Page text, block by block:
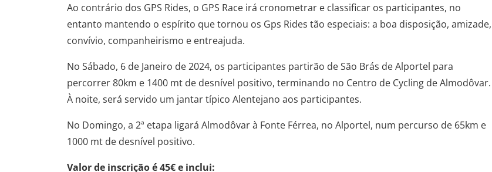
Ao contrário dos GPS Rides, o GPS Race irá cronometrar e classificar os participantes, no
entanto mantendo o espírito que tornou os Gps Rides tão especiais: a boa disposição, amizade,
convívio, companheirismo e entreajuda.
No Sábado, 6 de Janeiro de 2024, os participantes partirão de São Brás de Alportel para
percorrer 80km e 1400 mt de desnível positivo, terminando no Centro de Cycling de Almodôvar.
À noite, será servido um jantar típico Alentejano aos participantes.
No Domingo, a 2ª etapa ligará Almodôvar à Fonte Férrea, no Alportel, num percurso de 65km e
1000 mt de desnível positivo.
Valor de inscrição é 45€ e inclui: